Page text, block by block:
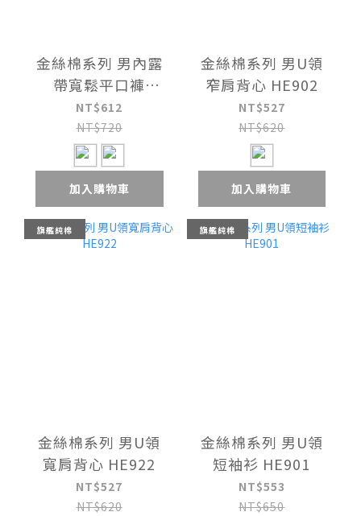
金絲棉系列 男內露
帶寬鬆平口褲
HE4572
NT$612
NT$720
加入購物車
金絲棉系列 男U領
窄肩背心 HE902
NT$527
NT$620
加入購物車
旗艦純棉
金絲棉系列 男U領
寬肩背心 HE922
NT$527
NT$620
旗艦純棉
金絲棉系列 男U領
短袖衫 HE901
NT$553
NT$650